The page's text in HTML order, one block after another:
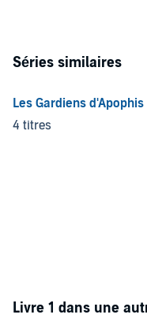
Séries similaires
Les Gardiens d'Apophis
4 titres
Livre 1 dans une